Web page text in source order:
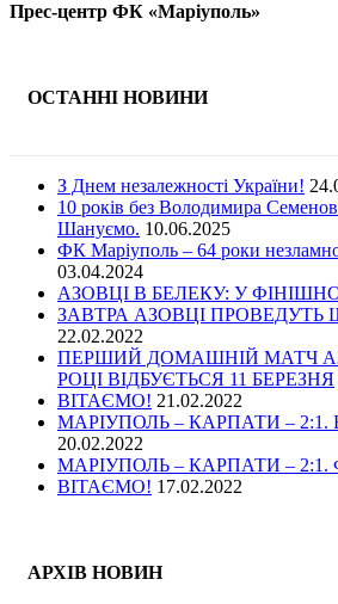
Прес-центр ФК «Маріуполь»
ОСТАННІ НОВИНИ
З Днем незалежності України!
10 років без Володимира
Шануємо. 10.06.2025
ФК Маріуполь – 64 роки
03.04.2024
АЗОВЦІ В БЕЛЕКУ: У
ЗАВТРА АЗОВЦІ
22.02.2022
ПЕРШИЙ ДОМАШНІЙ МАТЧ
РОЦІ ВІДБУЄТЬСЯ 11 БЕРЕЗНЯ
ВІТАЄМО! 21.02.2022
МАРІУПОЛЬ – КАРПАТИ – 2:1.
20.02.2022
МАРІУПОЛЬ – КАРПАТИ –
ВІТАЄМО! 17.02.2022
АРХІВ НОВИН